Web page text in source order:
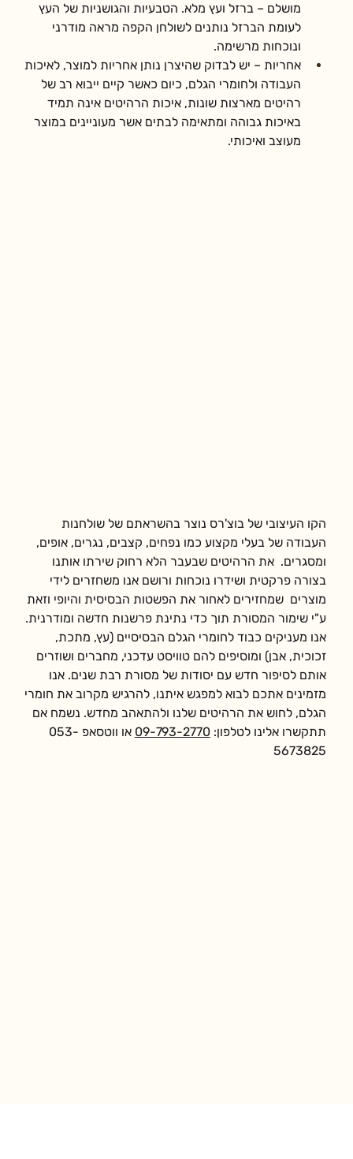
מושלם – ברזל ועץ מלא. הטבעיות והגושניות של העץ
לעומת הברזל נותנים לשולחן הקפה מראה מודרני
ונוכחות מרשימה.
אחריות – יש לבדוק שהיצרן נותן אחריות למוצר, לאיכות
העבודה ולחומרי הגלם, כיום כאשר קיים ייבוא רב של
רהיטים מארצות שונות, איכות הרהיטים אינה תמיד
באיכות גבוהה ומתאימה לבתים אשר מעוניינים במוצר
מעוצב ואיכותי.
הקו העיצובי של בוצ'רס נוצר בהשראתם של שולחנות
העבודה של בעלי מקצוע כמו נפחים, קצבים, נגרים, אופים,
ומסגרים.  את הרהיטים שבעבר הלא רחוק שירתו אותנו
בצורה פרקטית ושידרו נוכחות ורושם אנו משחזרים לידי
מוצרים  שמחזירים לאחור את הפשטות הבסיסית והיופי וזאת
ע"י שימור המסורת תוך כדי נתינת פרשנות חדשה ומודרנית.
אנו מעניקים כבוד לחומרי הגלם הבסיסיים (עץ, מתכת,
זכוכית, אבן) ומוסיפים להם טוויסט עדכני, מחברים ושוזרים
אותם לסיפור חדש עם יסודות של מסורת רבת שנים. אנו
מזמינים אתכם לבוא למפגש איתנו, להרגיש מקרוב את חומרי
הגלם, לחוש את הרהיטים שלנו ולהתאהב מחדש. נשמח אם
תתקשרו אלינו לטלפון: 09-793-2770
או ווטסאפ 053-
5673825